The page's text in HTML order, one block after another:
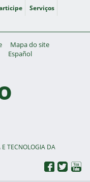
Serviços
Mapa do site
Español
E TECNOLOGIA DA